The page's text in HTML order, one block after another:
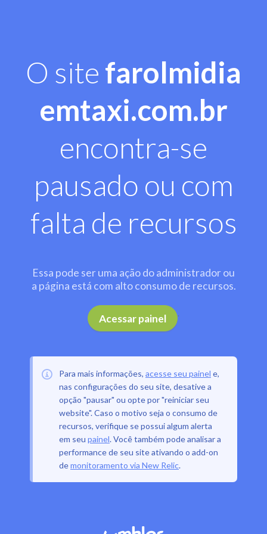
O site farolmidia
emtaxi.com.br
encontra-se
pausado ou com
falta de recursos
Essa pode ser uma ação do administrador ou
a página está com alto consumo de recursos.
Acessar painel .
Para mais informações, acesse seu painel e,
nas configurações do seu site, desative a
opção "pausar" ou opte por "reiniciar seu
website". Caso o motivo seja o consumo de
recursos, verifique se possui algum alerta
em seu painel. Você também pode analisar a
performance de seu site ativando o add-on
demonitoramento via New Relic.